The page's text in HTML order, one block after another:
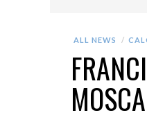
ALL NEWS